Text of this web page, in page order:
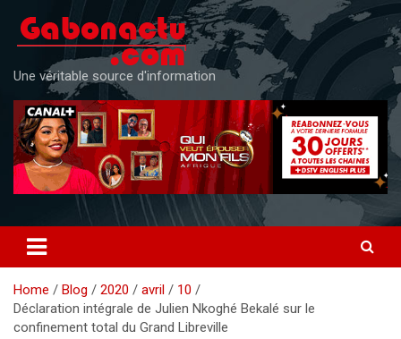
content
Une véritable source d'information
Home Blog 2020 avril
10
Déclaration intégrale de Julien Nkoghé Bekalé sur le
confinement total du Grand Libreville